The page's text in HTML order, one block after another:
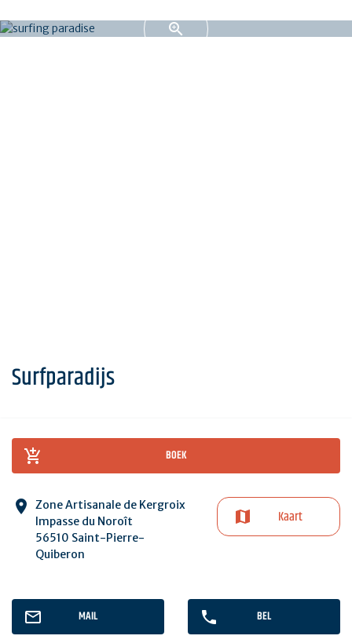
Surfparadijs
BOEK
Zone Artisanale de Kergroix
Impasse du Noroît
56510 Saint-Pierre-
Quiberon
Kaart
MAIL BEL